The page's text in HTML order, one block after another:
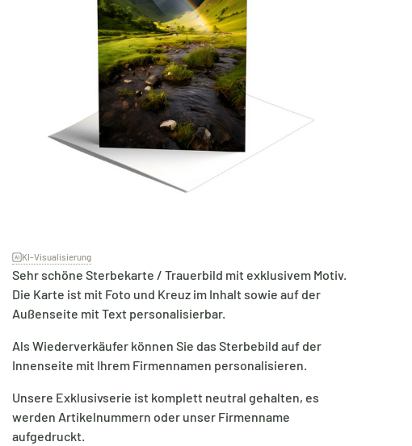
KI-Visualisierung
Sehr schöne Sterbekarte / Trauerbild mit exklusivem Motiv.
Die Karte ist mit Foto und Kreuz im Inhalt sowie auf der
Außenseite mit Text personalisierbar.
Als Wiederverkäufer können Sie das Sterbebild auf der
Innenseite mit Ihrem Firmennamen personalisieren.
Unsere Exklusivserie ist komplett neutral gehalten, es
werden Artikelnummern oder unser Firmenname
aufgedruckt.